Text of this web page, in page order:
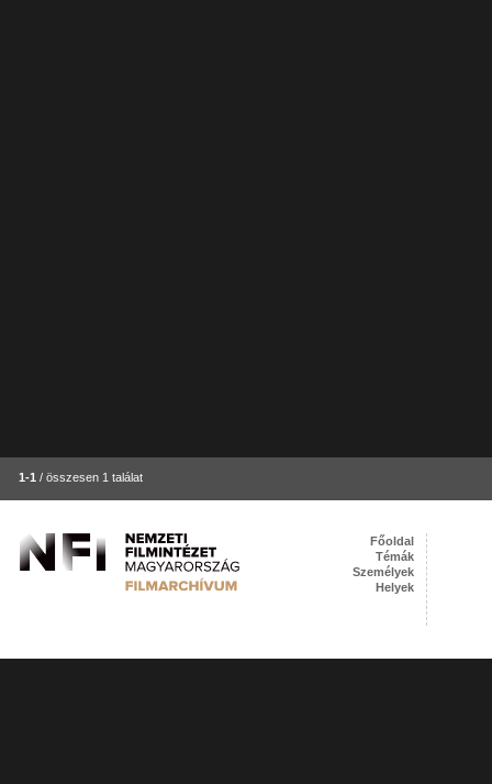
1-1 / összesen 1 találat
Főoldal
Témák
Személyek
Helyek